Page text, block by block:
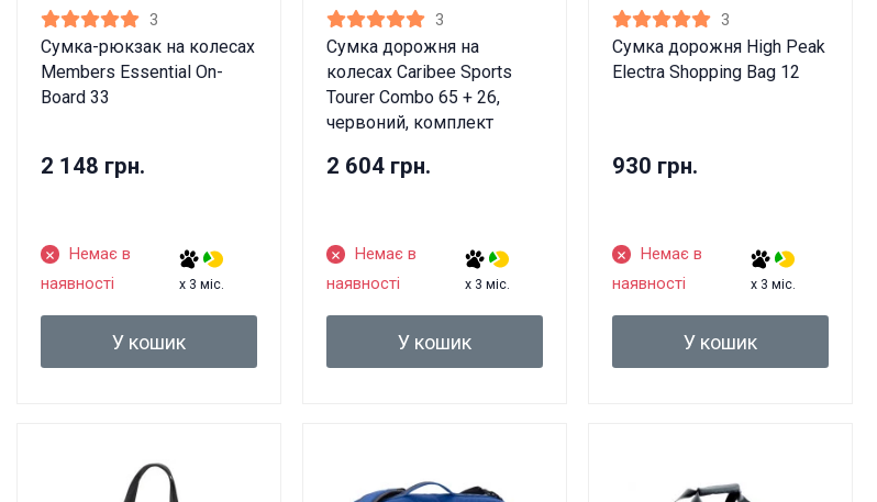
3
Сумка-рюкзак на колесах
Members Essential On-
Board 33
2 148 грн.
Немає в
наявності
x 3 міс.
У кошик
3
Сумка дорожня на
колесах Caribee Sports
Tourer Combo 65 + 26,
червоний, комплект
2 604 грн.
Немає в
наявності
x 3 міс.
У кошик
3
Сумка дорожня High Peak
Electra Shopping Bag 12
930 грн.
Немає в
наявності
x 3 міс.
У кошик